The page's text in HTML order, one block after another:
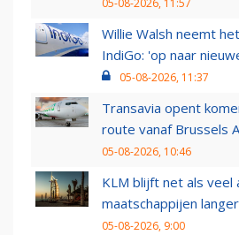
05-08-2026, 11:57
Willie Walsh neemt
IndiGo: 'op naar
05-08-2026, 11:37
Transavia opent
route vanaf Brussels
05-08-2026, 10:46
KLM blijft net als veel
maatschappijen
05-08-2026, 9:00